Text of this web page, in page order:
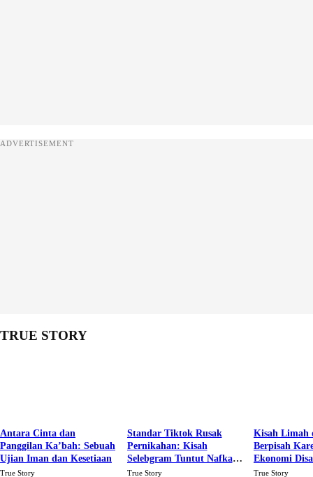
ADVERTISEMENT
TRUE STORY
Antara Cinta dan
Panggilan Ka’bah: Sebuah
Ujian Iman dan Kesetiaan
True Story
Standar Tiktok Rusak
Pernikahan: Kisah
Selebgram Tuntut Nafkah
Rp.15 Juta Perbulan
True Story
Kisah Limah
Berpisah
Ekonomi
Karena Cinta
True Story